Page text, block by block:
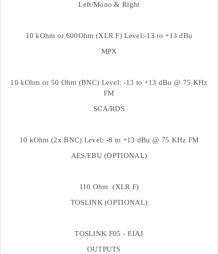
Left/Mono & Right
10 kOhm or 600Ohm (XLR F) Level:-13 to +13 dBu
MPX
10 kOhm or 50 Ohm (BNC) Level: -13 to +13 dBu @ 75 KHz
FM
SCA/RDS
10 kOhm (2x BNC) Level: -8 to +13 dBu @ 75 KHz FM
AES/EBU (OPTIONAL)
110 Ohm (XLR F)
TOSLINK (OPTIONAL)
TOSLINK F05 - EIAJ
OUTPUTS